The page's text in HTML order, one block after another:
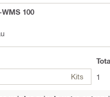
100
Kits
1